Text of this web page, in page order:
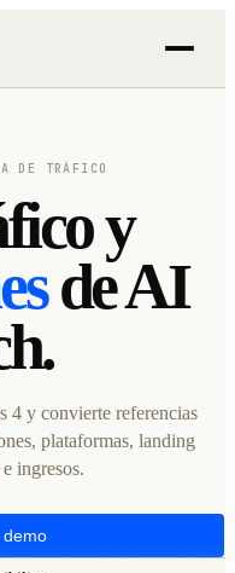
DE TRÁFICO
y
de AI
4 y convierte referencias
plataformas, landing
ingresos.
demo